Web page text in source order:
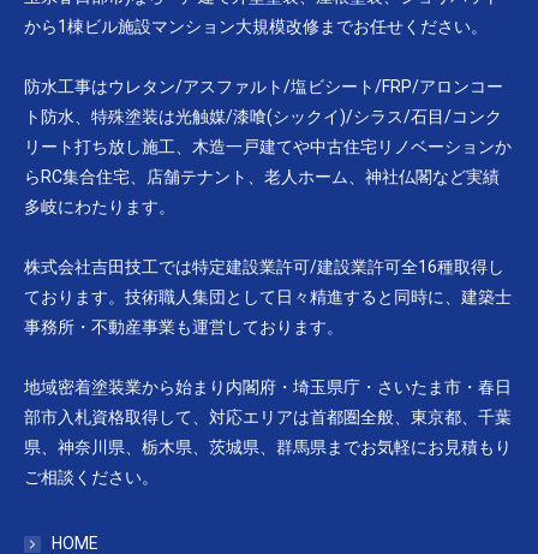
から1棟ビル施設マンション大規模改修までお任せください。
防水工事はウレタン/アスファルト/塩ビシート/FRP/アロンコー
ト防水、特殊塗装は光触媒/漆喰(シックイ)/シラス/石目/コンク
リート打ち放し施工、木造一戸建てや中古住宅リノベーションか
らRC集合住宅、店舗テナント、老人ホーム、神社仏閣など実績
多岐にわたります。
株式会社吉田技工では特定建設業許可/建設業許可全16種取得し
ております。技術職人集団として日々精進すると同時に、建築士
事務所・不動産事業も運営しております。
地域密着塗装業から始まり内閣府・埼玉県庁・さいたま市・春日
部市入札資格取得して、対応エリアは首都圏全般、東京都、千葉
県、神奈川県、栃木県、茨城県、群馬県までお気軽にお見積もり
ご相談ください。
HOME